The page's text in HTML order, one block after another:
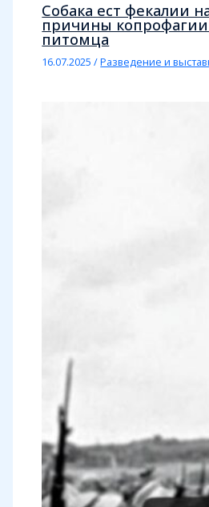
Собака ест фекалии
причины копрофагии
питомца
16.07.2025/Разведение и